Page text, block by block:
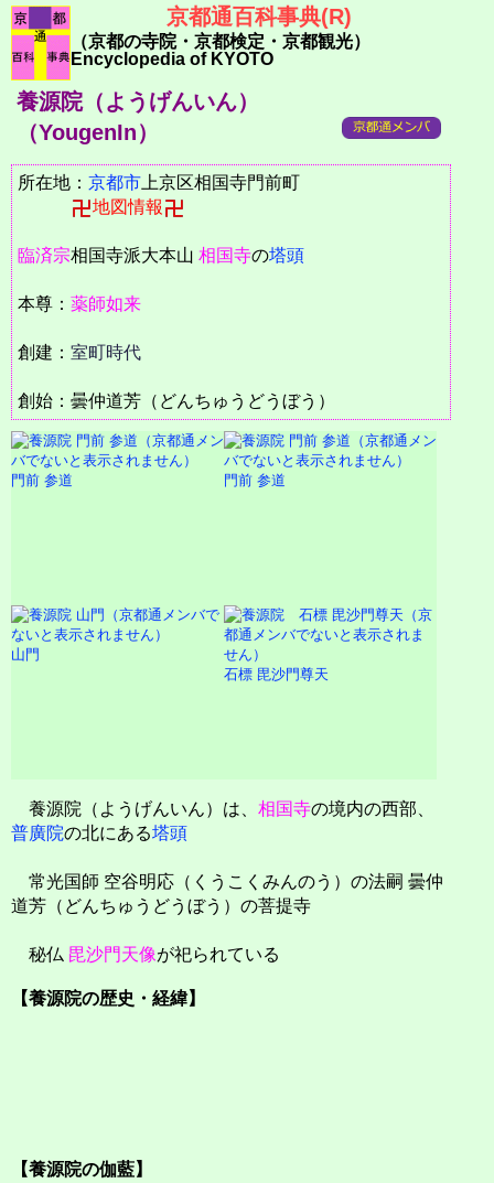
京都通百科事典(R)
（京都の寺院・京都検定・京都観光）
Encyclopedia of KYOTO
養源院（ようげんいん）
（YougenIn）
所在地： 京都市 上京区相国寺門前町
地図情報
臨済宗相国寺派大本山 相国寺の塔頭
本尊： 薬師如来
創建： 室町時代
創始：曇仲道芳（どんちゅうどうぼう）
門前 参道 門前 参道
山門
石標 毘沙門尊天
養源院（ようげんいん）は、 相国寺の境内の西部、
普廣院の北にある塔頭
常光国師 空谷明応（くうこくみんのう）の法嗣 曇仲
道芳（どんちゅうどうぼう）の菩提寺
秘仏 毘沙門天像が祀られている
【養源院の歴史・経緯】
【養源院の伽藍】